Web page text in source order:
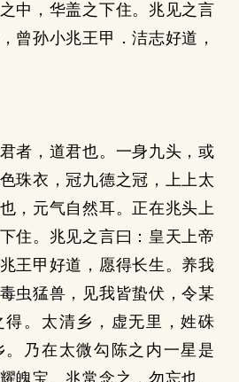
中，华盖之下住。兆见之言
曾孙小兆王甲．洁志好道，
者，道君也。一身九头，或
珠衣，冠九德之冠，上上太
，元气自然耳。正在兆头上
住。兆见之言曰：皇天上帝
王甲好道，愿得长生。养我
虫猛兽，见我皆蛰伏，令某
得。太清乡，虚无里，姓硃
。乃在太微勾陈之内一星是
魄宝。兆常念之，勿忘也。